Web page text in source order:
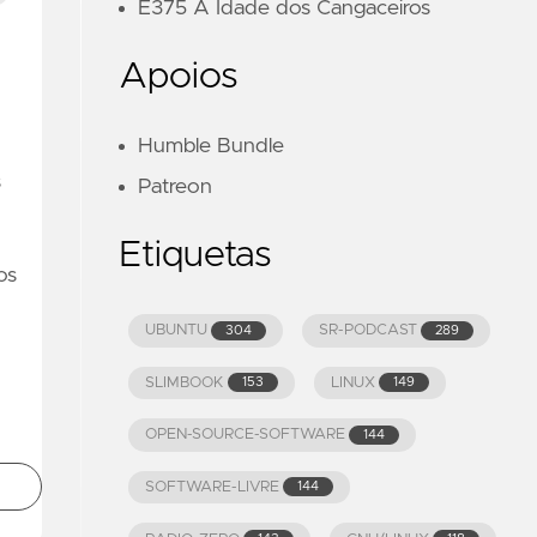
E375 A Idade dos Cangaceiros
Apoios
Humble Bundle
Patreon
Etiquetas
UBUNTU 304 SR-PODCAST 289
SLIMBOOK 153 LINUX 149
OPEN-SOURCE-SOFTWARE 144
SOFTWARE-LIVRE 144